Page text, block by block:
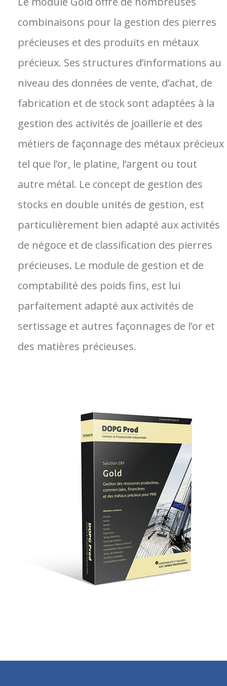
combinaisons pour la gestion des pierres
précieuses et des produits en métaux
précieux. Ses structures d’informations au
niveau des données de vente, d’achat, de
fabrication et de stock sont adaptées à la
gestion des activités de joaillerie et des
métiers de façonnage des métaux précieux
tel que l’or, le platine, l’argent ou tout
autre métal. Le concept de gestion des
stocks en double unités de gestion, est
particulièrement bien adapté aux activités
de négoce et de classification des pierres
précieuses. Le module de gestion et de
comptabilité des poids fins, est lui
parfaitement adapté aux activités de
sertissage et autres façonnages de l’or et
des matières précieuses.